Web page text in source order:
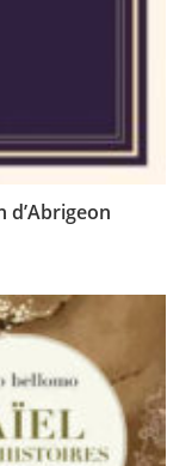
d’Abrigeon